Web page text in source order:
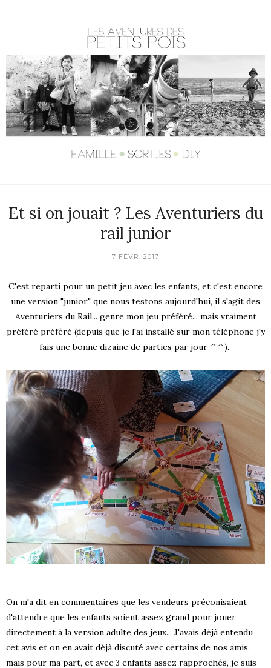
Et si on jouait ? Les Aventuriers du
rail junior
7 FÉVR. 2017
C'est reparti pour un petit jeu avec les enfants, et c'est encore
une version "junior" que nous testons aujourd'hui, il s'agit des
Aventuriers du Rail... genre mon jeu préféré... mais vraiment
préféré préféré (depuis que je l'ai installé sur mon téléphone j'y
fais une bonne dizaine de parties par jour ^^).
On m'a dit en commentaires que les vendeurs préconisaient
d'attendre que les enfants soient assez grand pour jouer
directement à la version adulte des jeux... J'avais déjà entendu
cet avis et on en avait déjà discuté avec certains de nos amis,
mais pour ma part, et avec 3 enfants assez rapprochés, je suis